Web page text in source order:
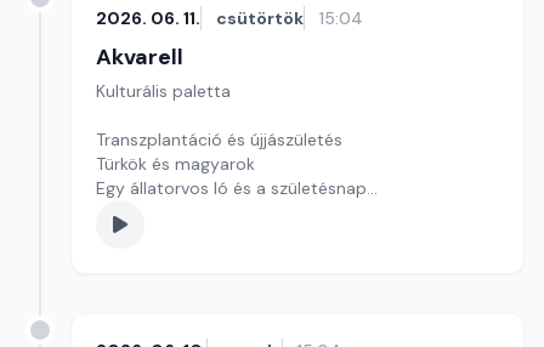
2026. 06. 11. csütörtök 15:04
Akvarell
Kulturális paletta
Transzplantáció és újjászületés
Türkök és magyarok
Egy állatorvos ló és a születésnap
Szerkesztő: Nagy György András